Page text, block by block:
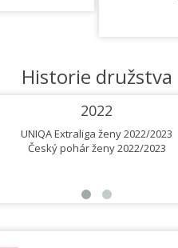
Historie družstva
2022
UNIQA Extraliga ženy 2022/2023
Český pohár ženy 2022/2023